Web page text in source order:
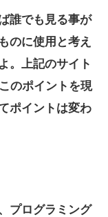
誰でも見る事が
のに使用と考え
。上記のサイト
のポイントを現
ポイントは変わ
プログラミング